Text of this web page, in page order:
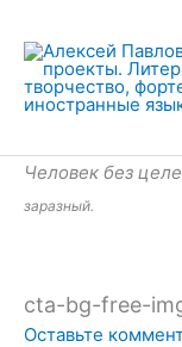
содержимому
Человек без
заразный.
cta-bg-free-
Оставьте